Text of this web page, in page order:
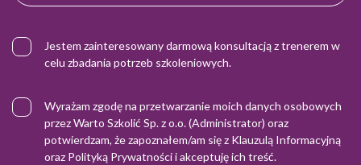
Jestem zainteresowany darmową konsultacją z trenerem w
celu zbadania potrzeb szkoleniowych.
Wyrażam zgodę na przetwarzanie moich danych osobowych
przez Warto Szkolić Sp. z o.o. (Administrator) oraz
potwierdzam, że zapoznałem/am się z Klauzulą Informacyjną
oraz Polityką Prywatnościi akceptuję ich treść.